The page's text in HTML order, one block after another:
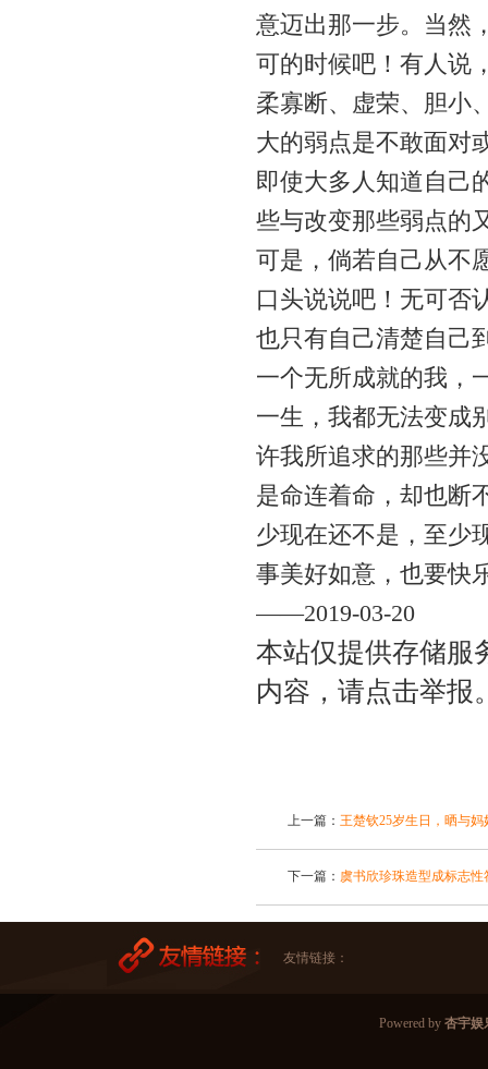
意迈出那一步。当然
可的时候吧！有人说
柔寡断、虚荣、胆小
大的弱点是不敢面对
即使大多人知道自己
些与改变那些弱点的
可是，倘若自己从不
口头说说吧！无可否
也只有自己清楚自己
一个无所成就的我，
一生，我都无法变成
许我所追求的那些并
是命连着命，却也断
少现在还不是，至少
事美好如意，也要快
——2019-03-20
本站仅提供存储服
内容，请点击举报
上一篇： 王楚钦25岁生日，晒与
下一篇： 虞书欣珍珠造型成标志
友情链接：
Powered by 杏宇娱